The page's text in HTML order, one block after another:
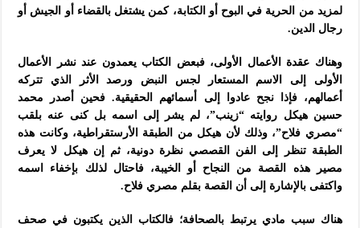
لمزيد من الحرية في البوح أو الكتابة، كمن يشتغل بالقضاء أو الجيش أو
رجال الدين.
وهناك عقدة الأعمال الأولى، فبعض الكتاب يعمدون عند نشر الأعمال
الأولى إلى الاسم المستعار لجس النبض ورصد الأثر الذي تتركه
أعمالهم، فإذا نجح عادوا إلى أسمائهم الحقيقية. فحين أصدر محمد
حسين هيكل روايته “زينب”، لم يشر إلى اسمه بل كنى عنه بلقب
“مصري فلاح”، وذلك لأن هيكل من الطبقة الأرستقراطية، وكانت هذه
الطبقة تنظر إلى الفن القصصي نظرة دونية، ثم إن هيكل لا يعرف
مصير هذه القصة من النجاح أو الخيبة، فاحتال لذلك بإخفاء اسمه
واكتفى بالإشارة إلى أن القصة بقلم مصري فلاح.
هناك سبب مادي يرتبط بالصحافة؛ فالكتاب الذين يكتبون في صحف